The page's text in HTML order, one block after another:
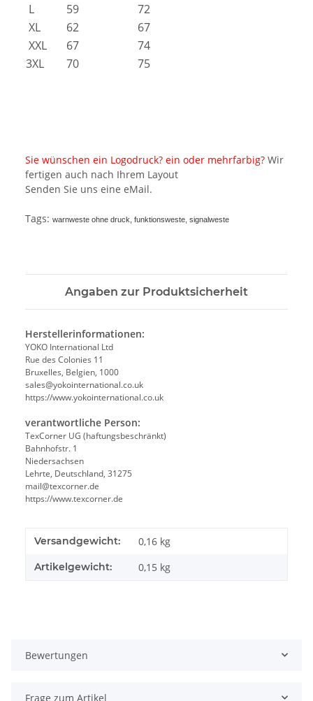
L
59
72
XL
62
67
XXL
67
74
3XL
70 75
Sie wünschen ein Logodruck? ein oder mehrfarbig? Wir
fertigen auch nach Ihrem Layout
Senden Sie uns eine eMail.
Tags: warnweste ohne druck, funktionsweste, signalweste
Angaben zur Produktsicherheit
Herstellerinformationen:
YOKO International Ltd
Rue des Colonies 11
Bruxelles, Belgien, 1000
sales@yokointernational.co.uk
https://www.yokointernational.co.uk
verantwortliche Person:
TexCorner UG (haftungsbeschränkt)
Bahnhofstr. 1
Niedersachsen
Lehrte, Deutschland, 31275
mail@texcorner.de
https://www.texcorner.de
Versandgewicht: 0,16 kg
Artikelgewicht: 0,15 kg
Bewertungen
Frage zum Artikel